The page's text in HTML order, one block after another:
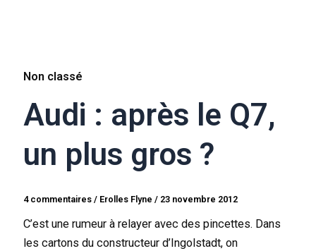
Non classé
Audi : après le Q7,
un plus gros ?
4 commentaires / Erolles Flyne/ 23 novembre 2012
C’est une rumeur à relayer avec des pincettes. Dans
les cartons du constructeur d’Ingolstadt, on